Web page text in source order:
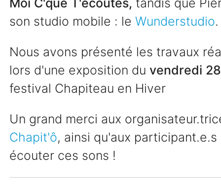
Moi C'que T'écoutes, tandis que
son studio mobile : le Wunderstudio.
Nous avons présenté les travaux
lors d'une exposition du vendredi
festival Chapiteau en Hiver
Un grand merci aux
Chapit'ô, ainsi qu'aux
écouter ces sons !